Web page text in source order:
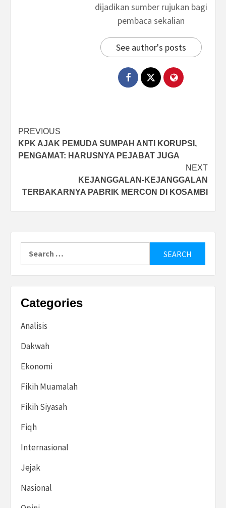
dijadikan sumber rujukan bagi
pembaca sekalian
See author's posts
Post
navigation
PREVIOUS
KPK AJAK PEMUDA SUMPAH ANTI KORUPSI,
PENGAMAT: HARUSNYA PEJABAT JUGA
NEXT
KEJANGGALAN-KEJANGGALAN
TERBAKARNYA PABRIK MERCON DI KOSAMBI
Categories
Analisis
Dakwah
Ekonomi
Fikih Muamalah
Fikih Siyasah
Fiqh
Internasional
Jejak
Nasional